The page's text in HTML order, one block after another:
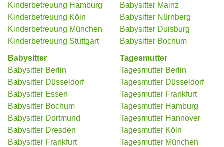
Kinderbetreuung Hamburg
Kinderbetreuung Köln
Kinderbetreuung München
Kinderbetreuung Stuttgart
Babysitter
Babysitter Berlin
Babysitter Düsseldorf
Babysitter Essen
Babysitter Bochum
Babysitter Dortmund
Babysitter Dresden
Babysitter Frankfurt
Babysitter Mainz
Babysitter Nürnberg
Babysitter Duisburg
Babysitter Bochum
Tagesmutter
Tagesmutter Berlin
Tagesmutter Düsseldorf
Tagesmutter Frankfurt
Tagesmutter Hamburg
Tagesmutter Hannover
Tagesmutter Köln
Tagesmutter München